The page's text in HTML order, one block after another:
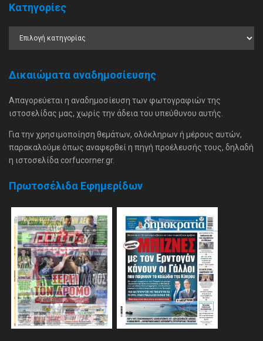
Κατηγορίες
Δικαιώματα αναδημοσίευσης
Απαγορεύεται η αναδημοσίευση των φωτογραφιών της
ιστοσελίδας μας, χωρίς την άδεια του υπεύθυνου αυτής.
Για την χρησιμοποίηση θεμάτων, ολόκληρων ή μέρους αυτών,
παρακαλούμε όπως αναφερθεί η πηγή προέλευσής τους, δηλαδή
η ιστοσελίδα corfucorner.gr.
Πρωτοσέλιδα Εφημερίδων